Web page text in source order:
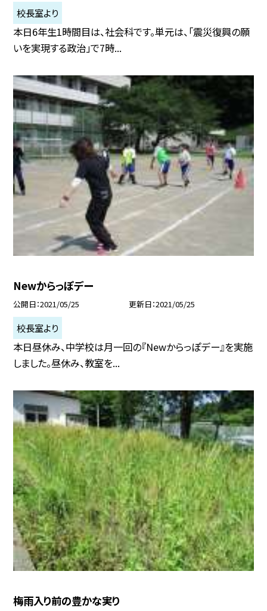
校長室より
本日6年生1時間目は、社会科です。単元は、「震災復興の願
いを実現する政治」で7時...
Newからっぽデー
公開日 2021/05/25 更新日 2021/05/25
校長室より
本日昼休み、中学校は月一回の『Newからっぽデー』を実施
しました。昼休み、教室を...
梅雨入り前の豊かな実り